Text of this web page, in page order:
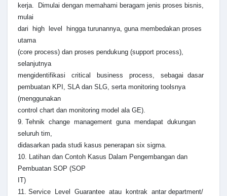
kerja. Dimulai dengan memahami beragam jenis proses bisnis,
mulai
dari high level hingga turunannya, guna membedakan proses
utama
(core process) dan proses pendukung (support process),
selanjutnya
mengidentifikasi critical business process, sebagai dasar
pembuatan KPI, SLA dan SLG, serta monitoring toolsnya
(menggunakan
control chart dan monitoring model ala GE).
9. Tehnik change management guna mendapat dukungan
seluruh tim,
didasarkan pada studi kasus penerapan six sigma.
10. Latihan dan Contoh Kasus Dalam Pengembangan dan
Pembuatan SOP (SOP
IT)
11. Service Level Guarantee atau kontrak antar department/